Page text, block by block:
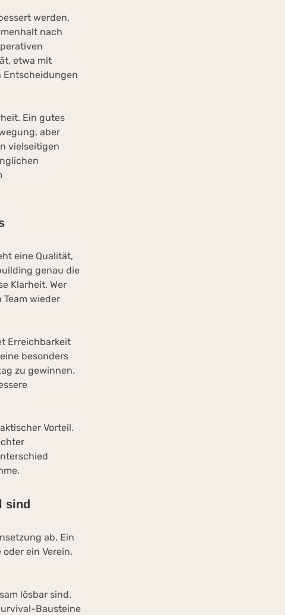
werden,
nach
etwa mit
Entscheidungen
Ein gutes
aber
vielseitigen
eine Qualität,
genau die
Klarheit. Wer
wieder
Erreichbarkeit
besonders
zu gewinnen.
Vorteil.
sind
ab. Ein
ein Verein.
lösbar sind.
Bausteine